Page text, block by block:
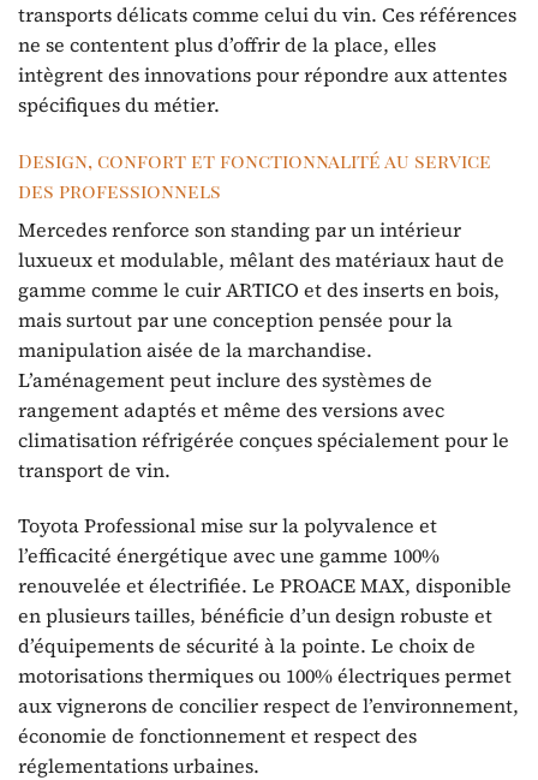
transports délicats comme celui du vin. Ces références
ne se contentent plus d’offrir de la place, elles
intègrent des innovations pour répondre aux attentes
spécifiques du métier.
Design, confort et fonctionnalité au service
des professionnels
Mercedes renforce son standing par un intérieur
luxueux et modulable, mêlant des matériaux haut de
gamme comme le cuir ARTICO et des inserts en bois,
mais surtout par une conception pensée pour la
manipulation aisée de la marchandise.
L’aménagement peut inclure des systèmes de
rangement adaptés et même des versions avec
climatisation réfrigérée conçues spécialement pour le
transport de vin.
Toyota Professional mise sur la polyvalence et
l’efficacité énergétique avec une gamme 100%
renouvelée et électrifiée. Le PROACE MAX, disponible
en plusieurs tailles, bénéficie d’un design robuste et
d’équipements de sécurité à la pointe. Le choix de
motorisations thermiques ou 100% électriques permet
aux vignerons de concilier respect de l’environnement,
économie de fonctionnement et respect des
réglementations urbaines.